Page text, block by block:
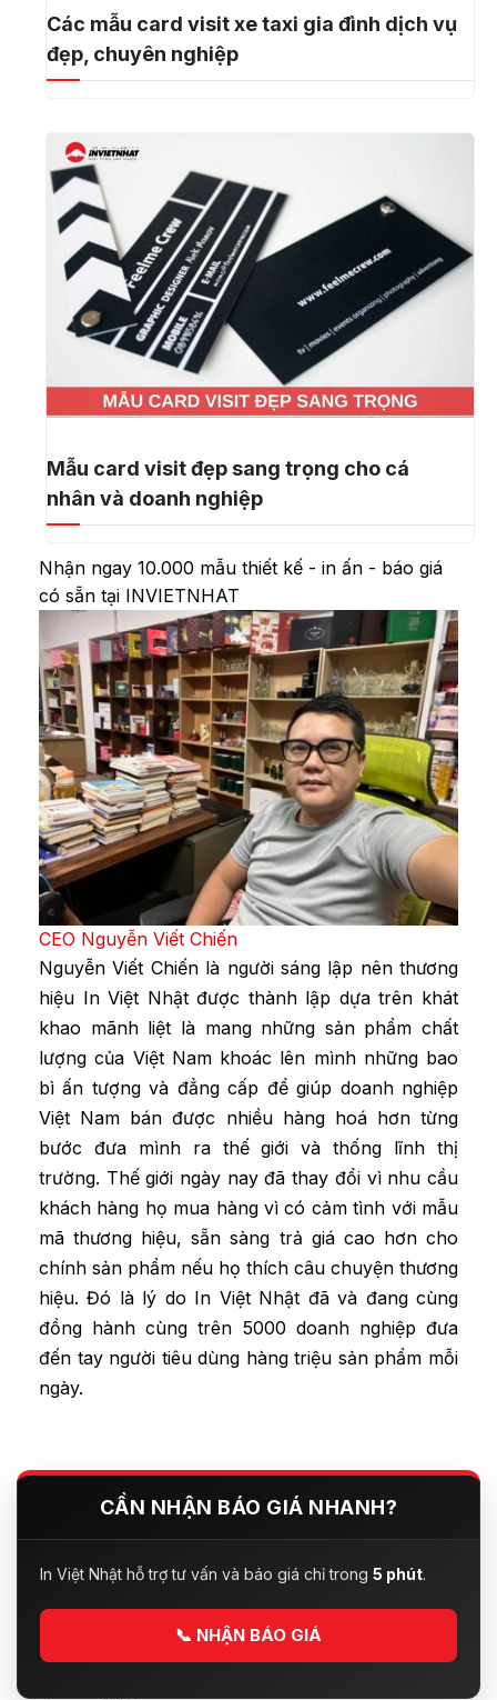
Các mẫu card visit xe taxi gia đình dịch vụ
đẹp, chuyên nghiệp
Mẫu card visit đẹp sang trọng cho cá
nhân và doanh nghiệp
Nhận ngay 10.000 mẫu thiết kế - in ấn - báo giá
có sẵn tại INVIETNHAT
CEO Nguyễn Viết Chiến
Nguyễn Viết Chiến là người sáng lập nên thương
hiệu In Việt Nhật được thành lập dựa trên khát
khao mãnh liệt là mang những sản phẩm chất
lượng của Việt Nam khoác lên mình những bao
bì ấn tượng và đẳng cấp để giúp doanh nghiệp
Việt Nam bán được nhiều hàng hoá hơn từng
bước đưa mình ra thế giới và thống lĩnh thị
trường. Thế giới ngày nay đã thay đổi vì nhu cầu
khách hàng họ mua hàng vì có cảm tình với mẫu
mã thương hiệu, sẵn sàng trả giá cao hơn cho
chính sản phẩm nếu họ thích câu chuyện thương
hiệu. Đó là lý do In Việt Nhật đã và đang cùng
đồng hành cùng trên 5000 doanh nghiệp đưa
đến tay người tiêu dùng hàng triệu sản phẩm mỗi
ngày.
CẦN NHẬN BÁO GIÁ NHANH?
In Việt Nhật hỗ trợ tư vấn và báo giá chỉ trong 5 phút.
📞 NHẬN BÁO GIÁ